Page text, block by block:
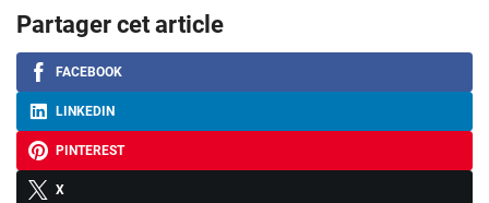
Partager cet article
FACEBOOK
LINKEDIN
PINTEREST
X